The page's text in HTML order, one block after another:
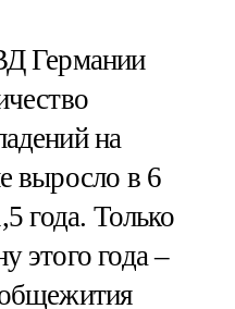
Германии
на
выросло в 6
года. Только
этого года –